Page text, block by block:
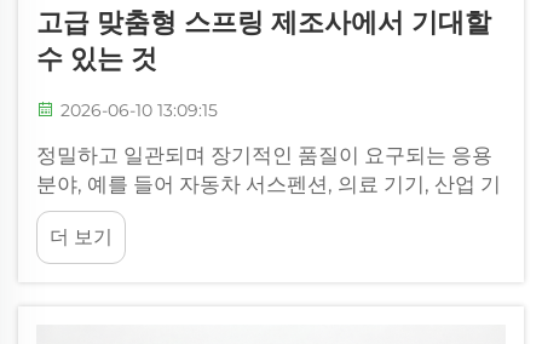
고급 맞춤형 스프링 제조사에서 기대할
수 있는 것
2026-06-10 13:09:15
정밀하고 일관되며 장기적인 품질이 요구되는 응용
분야, 예를 들어 자동차 서스펜션, 의료 기기, 산업 기
계, 전자 제품 등에서는 고급 맞춤형 스프링 제조업
체가 필요합니다. 고급 맞춤형 스프링 제조업체는...
더 보기